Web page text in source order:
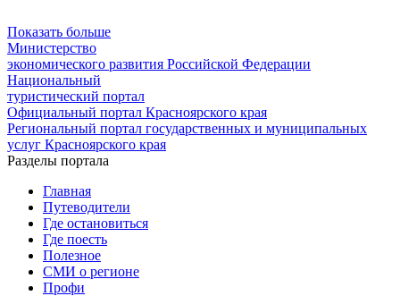
Показать больше
Министерство
экономического развития Российской Федерации
Национальный
туристический портал
Официальный портал Красноярского края
Региональный портал государственных и муниципальных
услуг Красноярского края
Разделы портала
Главная
Путеводители
Где остановиться
Где поесть
Полезное
СМИ о регионе
Профи